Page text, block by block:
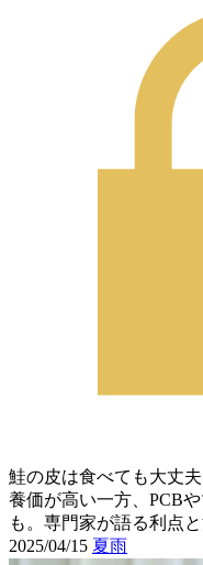
鮭の皮は食べても大丈
養価が高い一方、PCB
も。専門家が語る利点と
2025/04/15 夏雨